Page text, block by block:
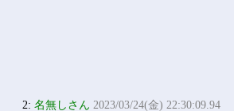
2:名無しさん 2023/03/24(金) 22:30:09.94